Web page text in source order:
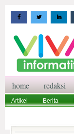
home redaksi
Artikel Berita